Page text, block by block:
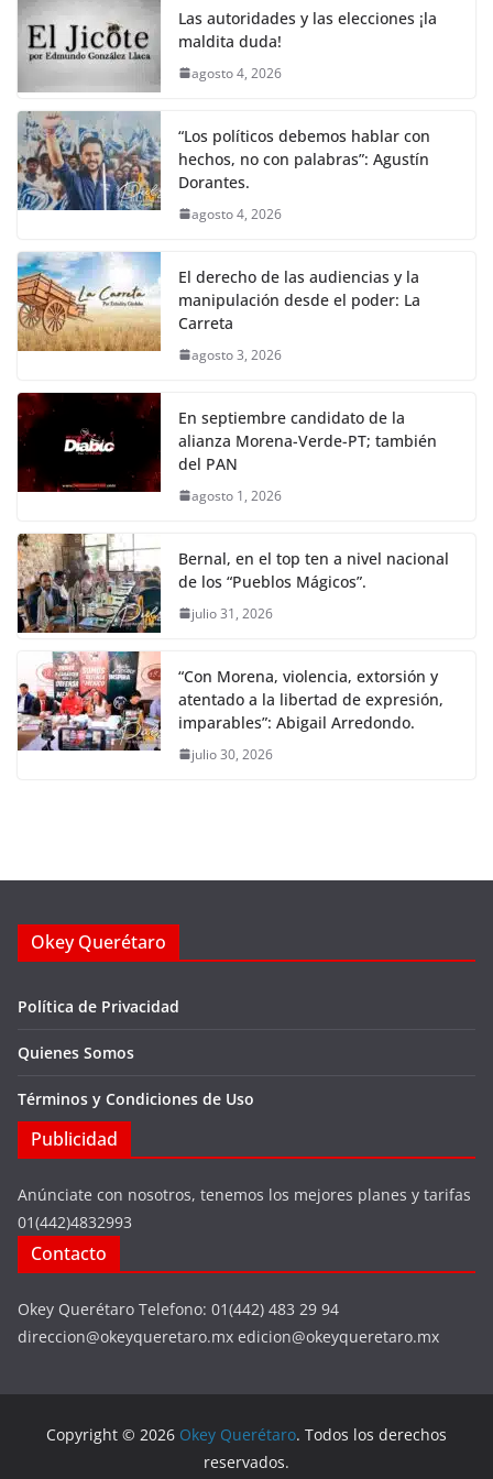
o
k
p k
Las autoridades y las elecciones ¡la
maldita duda!
agosto 4, 2026
“Los políticos debemos hablar con
hechos, no con palabras”: Agustín
Dorantes.
agosto 4, 2026
El derecho de las audiencias y la
manipulación desde el poder: La
Carreta
agosto 3, 2026
En septiembre candidato de la
alianza Morena-Verde-PT; también
del PAN
agosto 1, 2026
Bernal, en el top ten a nivel nacional
de los “Pueblos Mágicos”.
julio 31, 2026
“Con Morena, violencia, extorsión y
atentado a la libertad de expresión,
imparables”: Abigail Arredondo.
julio 30, 2026
Okey Querétaro
Política de Privacidad
Quienes Somos
Términos y Condiciones de Uso
Publicidad
Anúnciate con nosotros, tenemos los mejores planes y tarifas
01(442)4832993
Contacto
Okey Querétaro Telefono: 01(442) 483 29 94
direccion@okeyqueretaro.mx edicion@okeyqueretaro.mx
Copyright © 2026 Okey Querétaro. Todos los derechos
reservados.